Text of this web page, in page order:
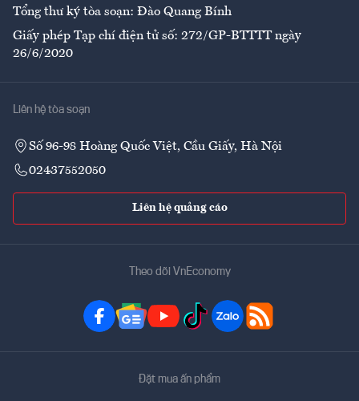
Tổng thư ký tòa soạn: Đào Quang Bính
Giấy phép Tạp chí điện tử số: 272/GP-BTTTT ngày
26/6/2020
Liên hệ tòa soạn
Số 96-98 Hoàng Quốc Việt, Cầu Giấy, Hà Nội
02437552050
Liên hệ quảng cáo
Theo dõi VnEconomy
Đặt mua ấn phẩm